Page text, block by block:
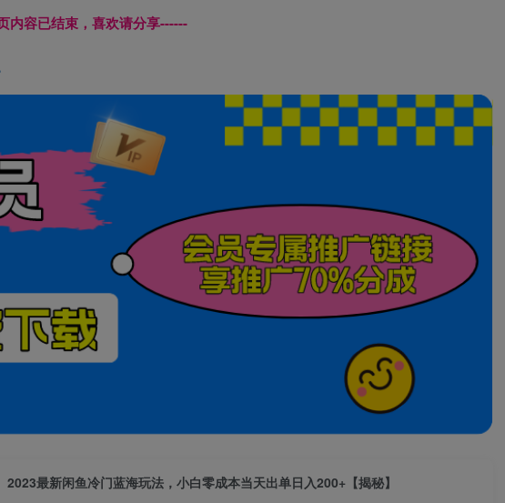
内容已结束，喜欢请分享------
2023最新闲鱼冷门蓝海玩法，小白零成本当天出单日入200+【揭秘】